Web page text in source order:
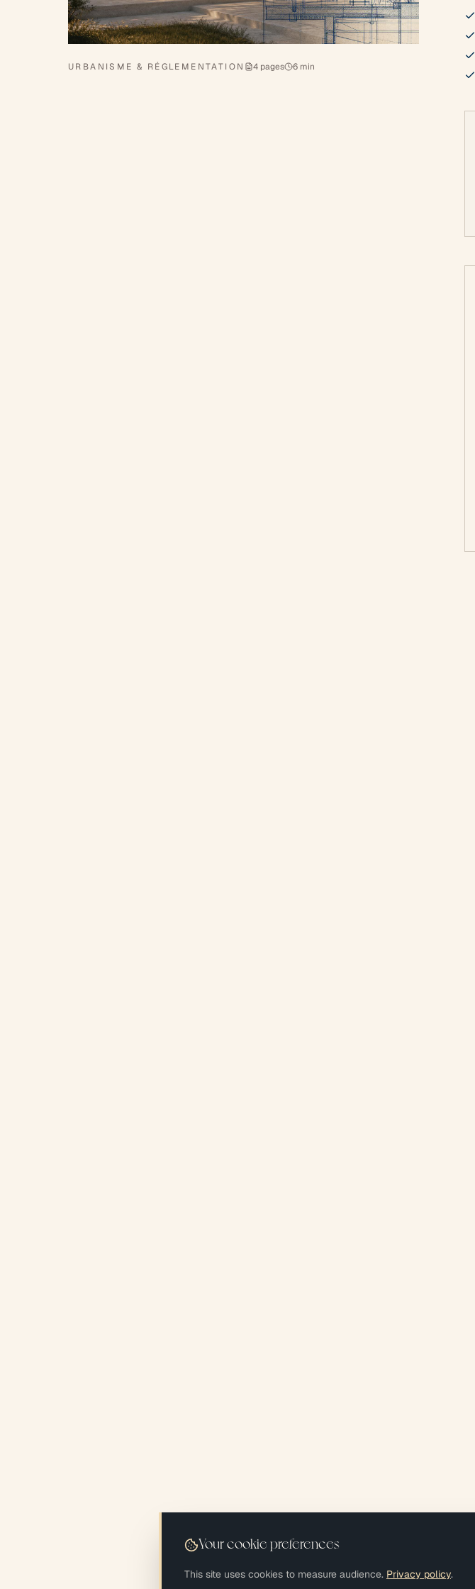
URBANISME & RÉGLEMENTATION 4 pages 6 min
Your cookie preferences
This site uses cookies to measure audience. Privacy policy.